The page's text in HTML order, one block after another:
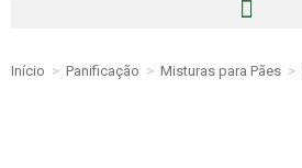
Início > Panificação > Misturas para Pães >